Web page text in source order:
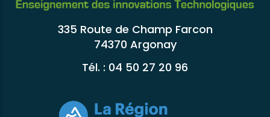
335 Route de Champ Farcon
74370 Argonay
Tél. : 04 50 27 20 96